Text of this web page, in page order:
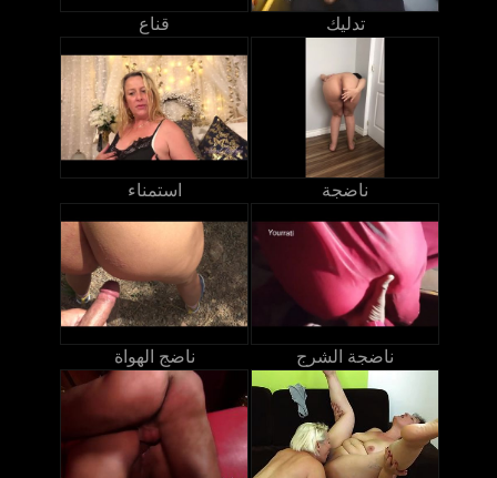
قناع تدليك
استمناء ناضجة
ناضج الهواة ناضجة الشرج